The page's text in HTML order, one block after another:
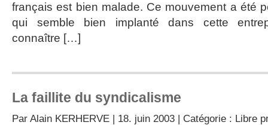
français est bien malade. Ce mouvement a été
qui semble bien implanté dans cette
connaître […]
La faillite du syndicalisme
Par Alain KERHERVE | 18. juin 2003 | Catégorie : Libre